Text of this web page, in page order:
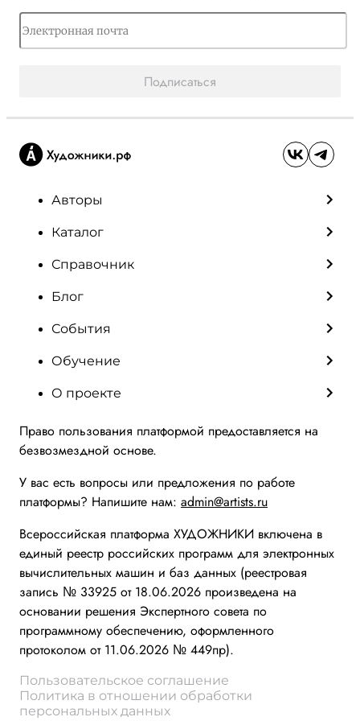
Подписаться
Авторы
Каталог
Справочник
Блог
События
Обучение
О проекте
Право пользования платформой предоставляется на
безвозмездной основе.
У вас есть вопросы или предложения по работе
платформы? Напишите нам: admin@artists.ru
Всероссийская платформа ХУДОЖНИКИ включена в
единый реестр российских программ для электронных
вычислительных машин и баз данных (реестровая
запись № 33925 от 18.06.2026 произведена на
основании решения Экспертного совета по
программному обеспечению, оформленного
протоколом от 11.06.2026 № 449пр).
Пользовательское соглашение
Политика в отношении обработки
персональных данных